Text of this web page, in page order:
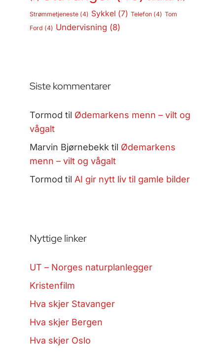
Strømmetjeneste(4) Sykkel (7) Telefon(4) Tom
Ford (4) Undervisning (8)
Siste kommentarer
Tormod til Ødemarkens menn – vilt og
vågalt
Marvin Bjørnebekk til Ødemarkens
menn – vilt og vågalt
Tormod til AI gir nytt liv til gamle bilder
Nyttige linker
UT – Norges naturplanlegger
Kristenfilm
Hva skjer Stavanger
Hva skjer Bergen
Hva skjer Oslo